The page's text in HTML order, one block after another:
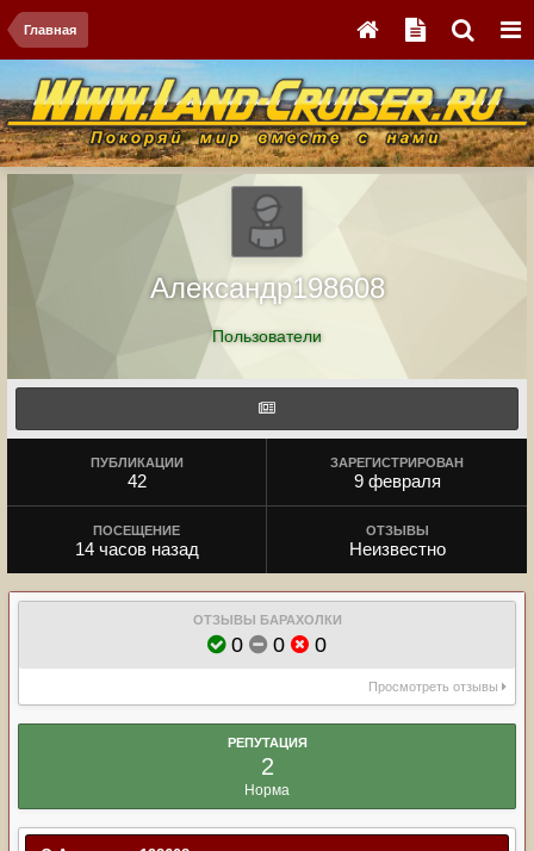
Главная
Александр198608
Пользователи
ПУБЛИКАЦИИ
42
ЗАРЕГИСТРИРОВАН
9 февраля
ПОСЕЩЕНИЕ
14 часов назад
ОТЗЫВЫ
Неизвестно
ОТЗЫВЫ БАРАХОЛКИ
0 0 0
Просмотреть отзывы
РЕПУТАЦИЯ
2
Норма